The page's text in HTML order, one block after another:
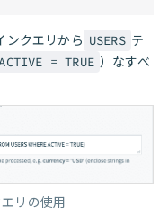
ンクエリから USERS テ
= TRUE ）なすべ
リの使用